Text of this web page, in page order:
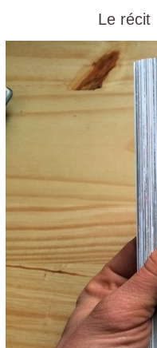
Le récit